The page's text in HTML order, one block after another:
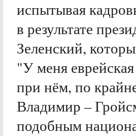
испытывая
в результате
Зеленский,
"У меня
при нём, по
Владимир –
подобным